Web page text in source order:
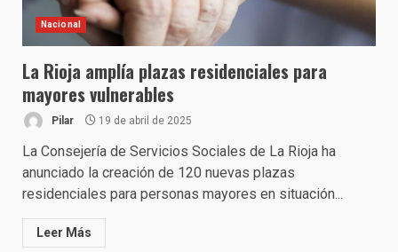
Nacional
La Rioja amplía plazas residenciales para
mayores vulnerables
Pilar 19 de abril de 2025
La Consejería de Servicios Sociales de La Rioja ha
anunciado la creación de 120 nuevas plazas
residenciales para personas mayores en situación...
Leer Más